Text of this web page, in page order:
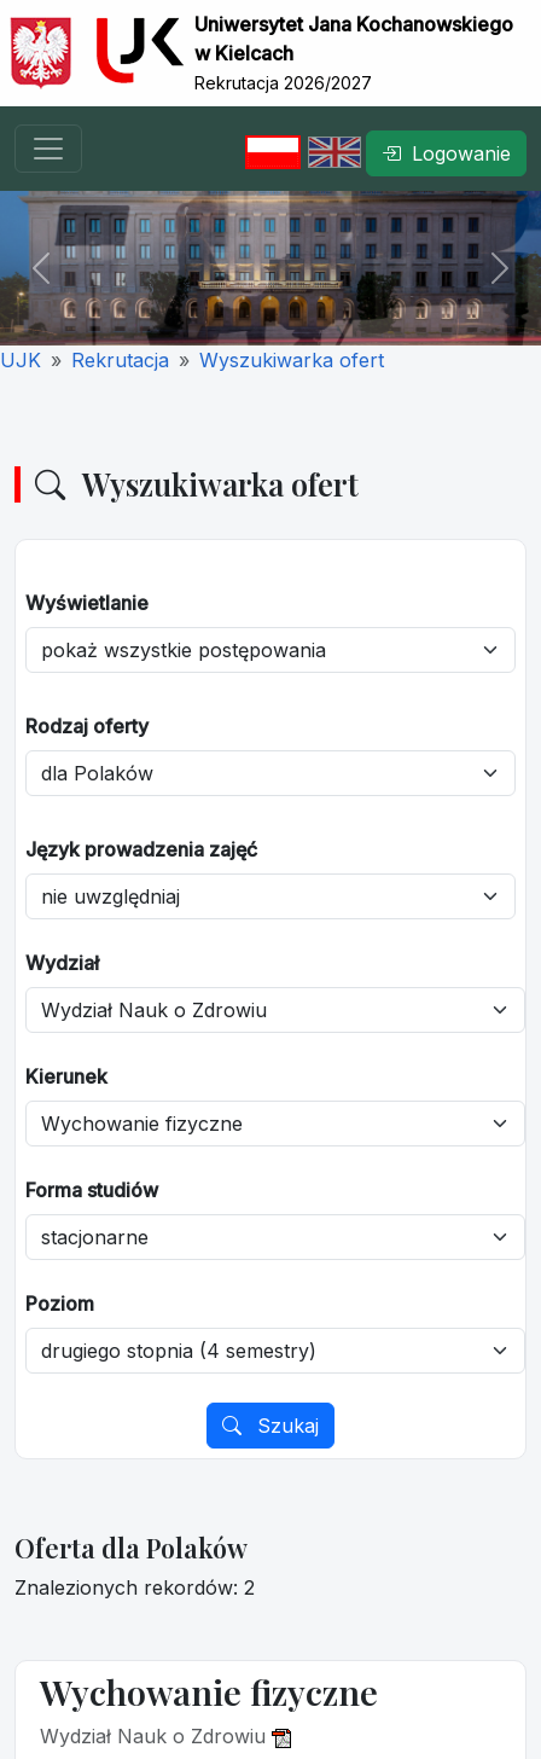
Uniwersytet Jana Kochanowskiego
w Kielcach
Rekrutacja 2026/2027
Logowanie
Previous Next
UJK Rekrutacja Wyszukiwarka ofert
Wyszukiwarka ofert
Wyświetlanie
Rodzaj oferty
Język prowadzenia zajęć
Wydział
Kierunek
Forma studiów
Poziom
Szukaj
Oferta dla Polaków
Znalezionych rekordów: 2
Wychowanie fizyczne
Wydział Nauk o Zdrowiu